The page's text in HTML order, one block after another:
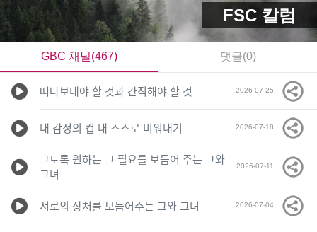
FSC 칼럼
GBC 채널(467) 댓글(0)
떠나보내야 할 것과 간직해야 할 것 2026-07-25
내 감정의 컵 내 스스로 비워내기 2026-07-18
그토록 원하는 그 필요를 보듬어 주는 그와
그녀
2026-07-11
서로의 상처를 보듬어주는 그와 그녀 2026-07-04